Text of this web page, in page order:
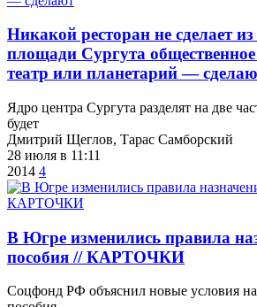
​Никакой ресторан не сделает
площади Сургута
театр или планетарий —
Ядро центра Сургута разделят на две
будет
Дмитрий Щеглов, Тарас Самборский
28 июля в 11:11
2014 4
​В Югре изменились правила
пособия // КАРТОЧКИ
Соцфонд РФ объяснил новые условия